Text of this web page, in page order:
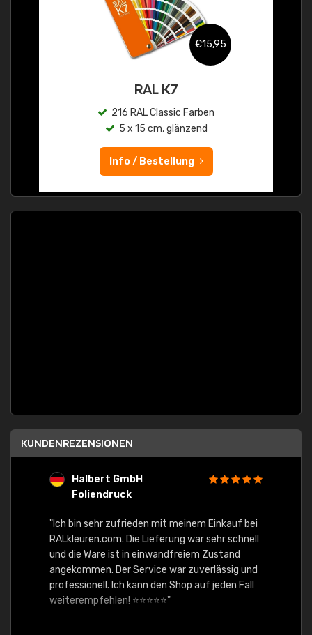
€15,95
RAL K7
216 RAL Classic Farben
5 x 15 cm, glänzend
Info / Bestellung
KUNDENREZENSIONEN
Halbert GmbH
Foliendruck
"Ich bin sehr zufrieden mit meinem Einkauf bei
RALkleuren.com. Die Lieferung war sehr schnell
und die Ware ist in einwandfreiem Zustand
angekommen. Der Service war zuverlässig und
professionell. Ich kann den Shop auf jeden Fall
weiterempfehlen! ⭐⭐⭐⭐⭐"